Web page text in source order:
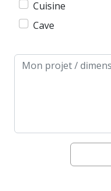
Cuisine
Cave
Message